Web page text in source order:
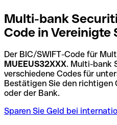
Multi-bank
Code in Vereinigte
Der BIC/SWIFT-Code für
MUEEUS32XXX. Multi-bank
verschiedene Codes für
Bestätigen Sie den richtigen
oder der Bank.
Sparen Sie Geld bei